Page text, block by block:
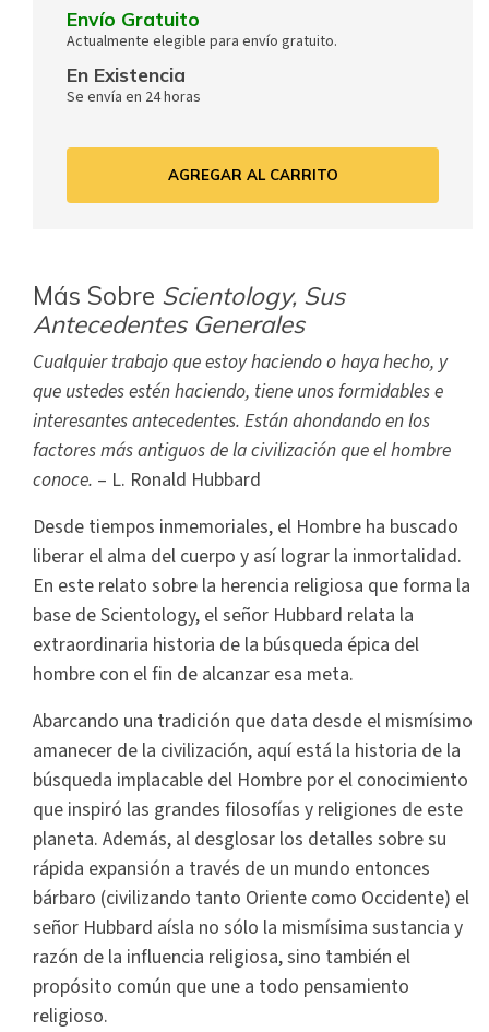
Envío Gratuito
Actualmente elegible para envío gratuito.
En Existencia
Se envía en 24 horas
AGREGAR AL CARRITO
Más Sobre Scientology, Sus
Antecedentes Generales
Cualquier trabajo que estoy haciendo o haya hecho, y
que ustedes estén haciendo, tiene unos formidables e
interesantes antecedentes. Están ahondando en los
factores más antiguos de la civilización que el hombre
conoce. – L. Ronald Hubbard
Desde tiempos inmemoriales, el Hombre ha buscado
liberar el alma del cuerpo y así lograr la inmortalidad.
En este relato sobre la herencia religiosa que forma la
base de Scientology, el señor Hubbard relata la
extraordinaria historia de la búsqueda épica del
hombre con el fin de alcanzar esa meta.
Abarcando una tradición que data desde el mismísimo
amanecer de la civilización, aquí está la historia de la
búsqueda implacable del Hombre por el conocimiento
que inspiró las grandes filosofías y religiones de este
planeta. Además, al desglosar los detalles sobre su
rápida expansión a través de un mundo entonces
bárbaro (civilizando tanto Oriente como Occidente) el
señor Hubbard aísla no sólo la mismísima sustancia y
razón de la influencia religiosa, sino también el
propósito común que une a todo pensamiento
religioso.